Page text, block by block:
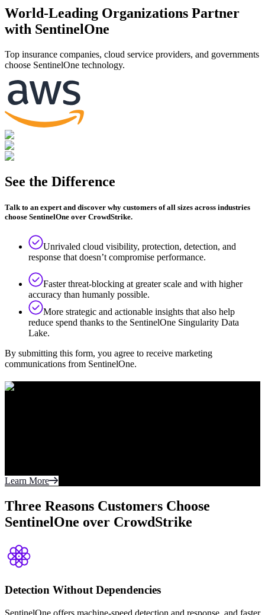
World-Leading Organizations Partner
with SentinelOne
Top insurance companies, cloud service providers, and governments
choose SentinelOne technology.
See the Difference
Talk to an expert and discover why customers of all sizes across industries
choose SentinelOne over CrowdStrike.
Unrivaled cloud visibility, protection, detection, and
response that doesn’t compromise performance.
Faster threat-blocking at greater scale and with higher
accuracy than humanly possible.
More strategic and actionable insights that also help
reduce spend thanks to the SentinelOne Singularity Data
Lake.
By submitting this form, you agree to receive marketing
communications from SentinelOne.
A Leader.
Learn More
Three Reasons Customers Choose
SentinelOne over CrowdStrike
Detection Without Dependencies
SentinelOne offers machine-speed detection and response, and faster